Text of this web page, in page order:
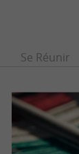
Se Réunir